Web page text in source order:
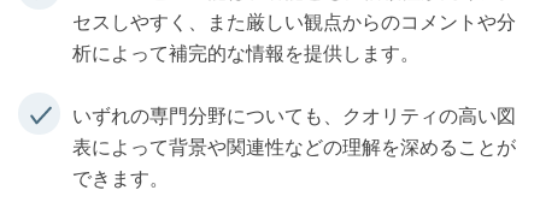
セスしやすく、また厳しい観点からのコメントや分
析によって補完的な情報を提供します。
いずれの専門分野についても、クオリティの高い図
表によって背景や関連性などの理解を深めることが
できます。